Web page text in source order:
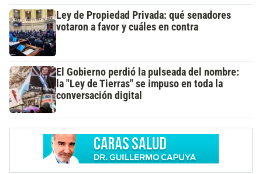
Ley de Propiedad Privada: qué senadores
votaron a favor y cuáles en contra
El Gobierno perdió la pulseada del nombre:
la "Ley de Tierras" se impuso en toda la
conversación digital